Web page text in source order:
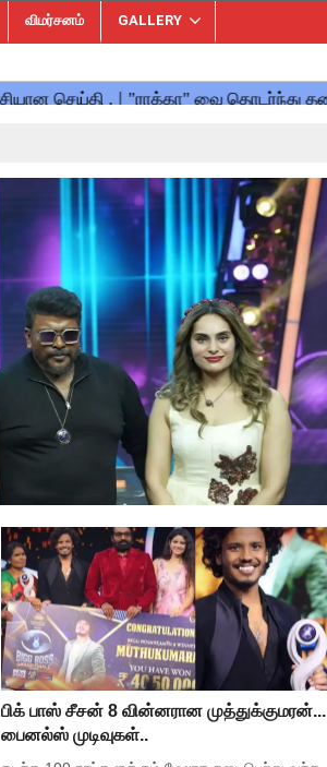
விமர்சனம் GALLERY
பிக் பாஸ் சீசன் 8 வின்னரான முத்துக்குமரன்...
பைனல்ஸ் முடிவுகள்..